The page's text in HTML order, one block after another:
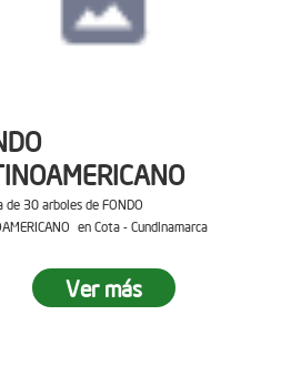
de 30 arboles de FONDO
en Cota - Cundinamarca
Ver más